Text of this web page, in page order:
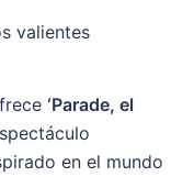
‘Parade, el
en el mundo